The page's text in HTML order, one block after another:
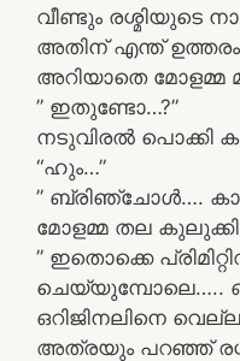
വീണ്ടും രശ്മിയുടെ
അതിന് എന്ത്
അറിയാതെ മോളമ്മ
” ഇതുണ്ടോ…?”
നടുവിരൽ പൊക്കി
“ഹും…”
” ബ്രിഞ്ചോൾ….
മോളമ്മ തല
” ഇതൊക്കെ
ചെയ്യുമ്പോലെ…..
ഒറിജിനലിനെ
അത്രയും പറഞ്ഞ്